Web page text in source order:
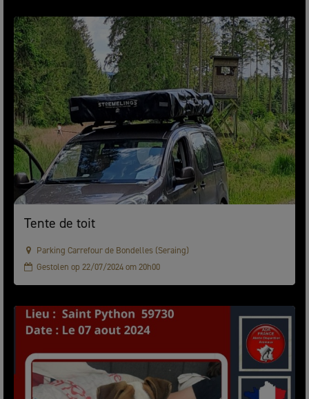
Tente de toit
Parking Carrefour de Bondelles (Seraing)
Gestolen op 22/07/2024 om 20h00